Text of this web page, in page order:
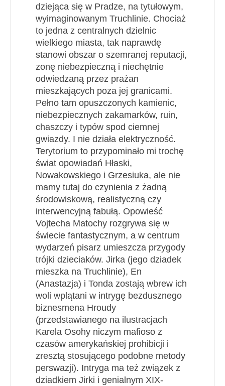
dziejąca się w Pradze, na tytułowym,
wyimaginowanym Truchlinie. Chociaż
to jedna z centralnych dzielnic
wielkiego miasta, tak naprawdę
stanowi obszar o szemranej reputacji,
zonę niebezpieczną i niechętnie
odwiedzaną przez prażan
mieszkających poza jej granicami.
Pełno tam opuszczonych kamienic,
niebezpiecznych zakamarków, ruin,
chaszczy i typów spod ciemnej
gwiazdy. I nie działa elektryczność.
Terytorium to przypominało mi trochę
świat opowiadań Hłaski,
Nowakowskiego i Grzesiuka, ale nie
mamy tutaj do czynienia z żadną
środowiskową, realistyczną czy
interwencyjną fabułą. Opowieść
Vojtecha Matochy rozgrywa się w
świecie fantastycznym, a w centrum
wydarzeń pisarz umieszcza przygody
trójki dzieciaków. Jirka (jego dziadek
mieszka na Truchlinie), En
(Anastazja) i Tonda zostają wbrew ich
woli wplątani w intrygę bezdusznego
biznesmena Hroudy
(przedstawianego na ilustracjach
Karela Osohy niczym mafioso z
czasów amerykańskiej prohibicji i
zresztą stosującego podobne metody
perswazji). Intryga ma też związek z
dziadkiem Jirki i genialnym XIX-